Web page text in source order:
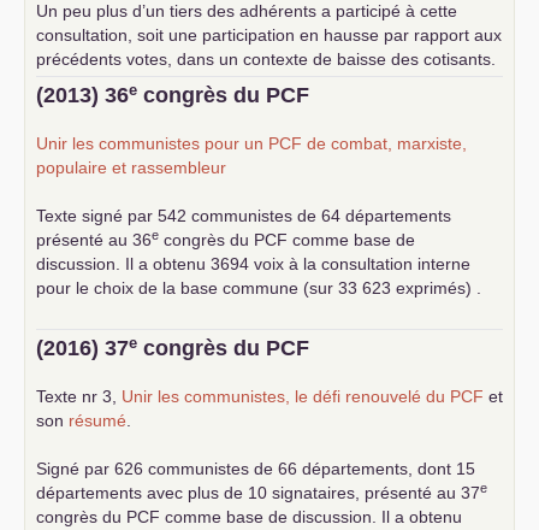
Un peu plus d’un tiers des adhérents a participé à cette
consultation, soit une participation en hausse par rapport aux
précédents votes, dans un contexte de baisse des cotisants.
... lire la suite
(2013) 36e congrès du PCF
Unir les communistes pour un PCF de combat, marxiste,
populaire et rassembleur
Texte signé par 542 communistes de 64 départements
présenté au 36e congrès du PCF comme base de
discussion. Il a obtenu 3694 voix à la consultation interne
pour le choix de la base commune (sur 33 623 exprimés) .
(2016) 37e congrès du PCF
Texte nr 3, Unir les communistes, le défi renouvelé du PCF et
son résumé.
Signé par 626 communistes de 66 départements, dont 15
départements avec plus de 10 signataires, présenté au 37e
congrès du PCF comme base de discussion. Il a obtenu